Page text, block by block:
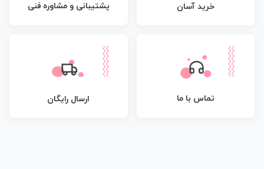
خرید آسان پشتیبانی و مشاوره فنی
تماس با ما ارسال رایگان